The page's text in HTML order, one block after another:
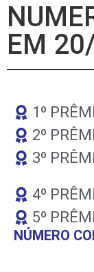
EM
1º
2º
3º
4º
5º
NÚMERO